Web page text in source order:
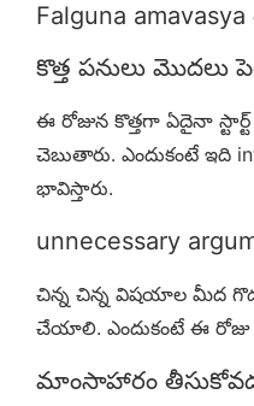
Falguna
కొత్త పనులు మొదలు
ఈ రోజున కొత్తగా ఏదైనా
చెబుతారు. ఎందుకంటే ఇది
భావిస్తారు.
unnecessary
చిన్న చిన్న విషయాల మీద
చేయాలి. ఎందుకంటే ఈ రోజు
మాంసాహారం